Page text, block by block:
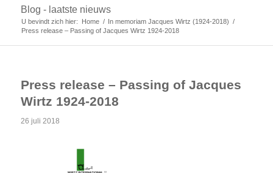
Blog - laatste nieuws
U bevindt zich hier: Home / In memoriam Jacques Wirtz (1924-2018) /
Press release – Passing of Jacques Wirtz 1924-2018
Press release – Passing of Jacques
Wirtz 1924-2018
26 juli 2018